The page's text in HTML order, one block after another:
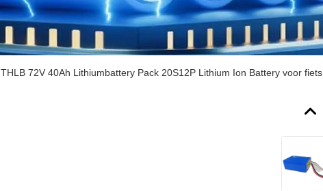
THLB 72V 40Ah Lithiumbattery Pack 20S12P Lithium Ion Battery voor fiets